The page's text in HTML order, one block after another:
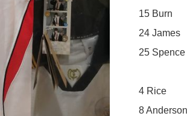
15 Burn
24 James
25 Spence
4 Rice
8 Anderson